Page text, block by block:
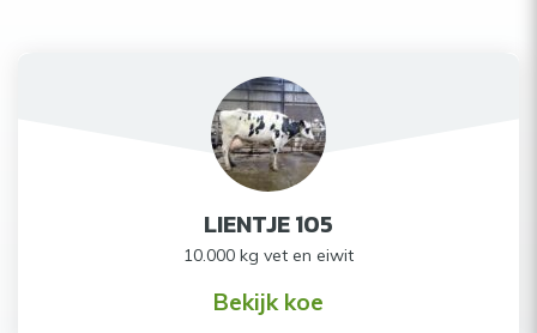
LIENTJE 105
10.000 kg vet en eiwit
Bekijk koe